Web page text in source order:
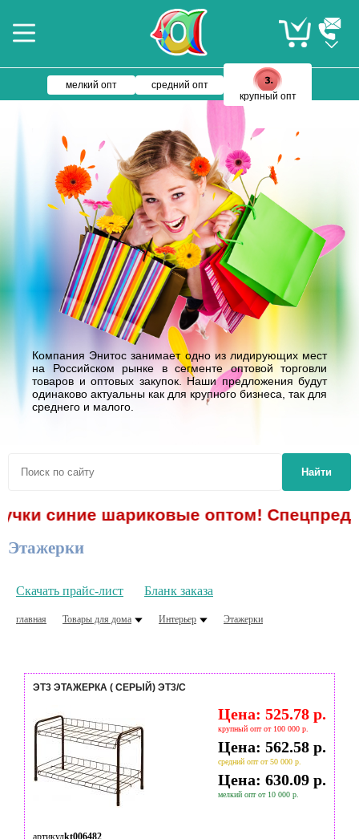
мелкий опт
средний опт
крупный опт
Компания Энитос занимает одно из лидирующих мест
на Российском рынке в сегменте оптовой торговли
товаров и оптовых закупок. Наши предложения будут
одинаково актуальны как для крупного бизнеса, так для
среднего и малого.
Найти
синие шариковые оптом!
Этажерки
Скачать прайс-лист Бланк заказа
главная Товары для дома Интерьер Этажерки
ЭТ3 ЭТАЖЕРКА ( СЕРЫЙ) ЭТ3/С
Цена: 525.78 р.
крупный опт от 100 000 р.
Цена: 562.58 р.
средний опт от 50 000 р.
Цена: 630.09 р.
мелкий опт от 10 000 р.
артикулkt006482